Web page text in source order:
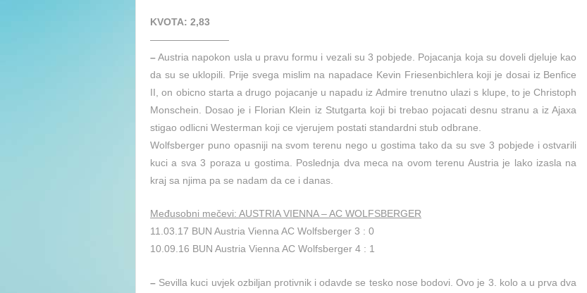
KVOTA: 2,83
————————
–Austria napokon usla u pravu formu i vezali su 3 pobjede. Pojacanja koja su doveli djeluje kao
da su se uklopili. Prije svega mislim na napadace Kevin Friesenbichlera koji je dosai iz Benfice
II, on obicno starta a drugo pojacanje u napadu iz Admire trenutno ulazi s klupe, to je Christoph
Monschein. Dosao je i Florian Klein iz Stutgarta koji bi trebao pojacati desnu stranu a iz Ajaxa
stigao odlicni Westerman koji ce vjerujem postati standardni stub odbrane.
Wolfsberger puno opasniji na svom terenu nego u gostima tako da su sve 3 pobjede i ostvarili
kuci a sva 3 poraza u gostima. Poslednja dva meca na ovom terenu Austria je lako izasla na
kraj sa njima pa se nadam da ce i danas.
Međusobni mečevi: AUSTRIA VIENNA – AC WOLFSBERGER
11.03.17 BUN Austria Vienna AC Wolfsberger 3 : 0
10.09.16 BUN Austria Vienna AC Wolfsberger 4 : 1
– Sevilla kuci uvjek ozbiljan protivnik i odavde se tesko nose bodovi. Ovo je 3. kolo a u prva dva